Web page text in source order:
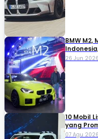
BMW M2,
26 Jun 2026
10 Mobil
yang
07 Agu 2026